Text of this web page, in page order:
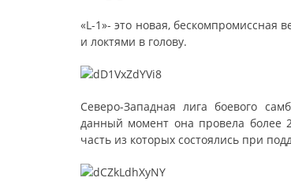
«L-1»- это новая, бескомпромиссная
и локтями в голову.
Северо-Западная лига боевого
данный момент она провела более
часть из которых состоялись при